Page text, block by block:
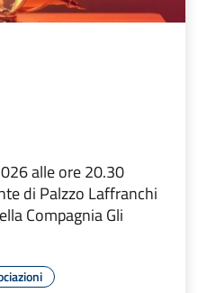
alle ore 20.30
di Palzzo Laffranchi
Compagnia Gli